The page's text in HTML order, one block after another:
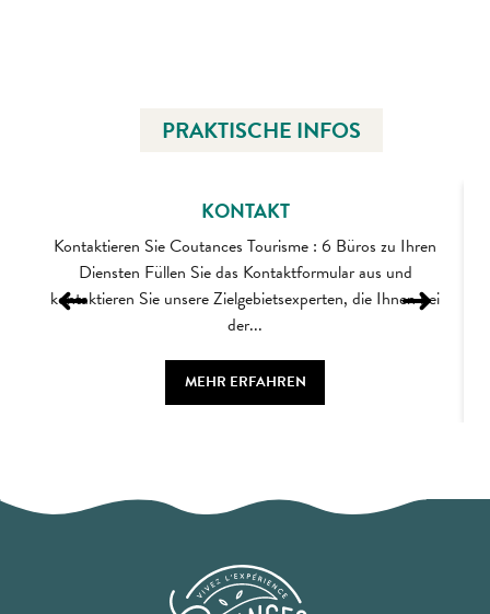
PRAKTISCHE INFOS
KONTAKT
Kontaktieren Sie Coutances Tourisme : 6 Büros zu Ihren
Diensten Füllen Sie das Kontaktformular aus und
kontaktieren Sie unsere Zielgebietsexperten, die Ihnen bei
der...
MEHR ERFAHREN